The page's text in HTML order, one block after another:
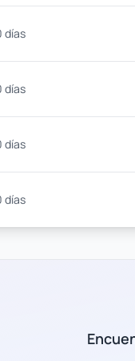
días
días
días
días